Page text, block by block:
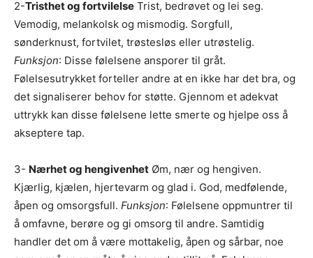
2-Tristhet og fortvilelse Trist, bedrøvet og lei seg.
Vemodig, melankolsk og mismodig. Sorgfull,
sønderknust, fortvilet, trøstesløs eller utrøstelig.
Funksjon: Disse følelsene ansporer til gråt.
Følelsesutrykket forteller andre at en ikke har det bra, og
det signaliserer behov for støtte. Gjennom et adekvat
uttrykk kan disse følelsene lette smerte og hjelpe oss å
akseptere tap.
3- Nærhet og hengivenhet Øm, nær og hengiven.
Kjærlig, kjælen, hjertevarm og glad i. God, medfølende,
åpen og omsorgsfull. Funksjon: Følelsene oppmuntrer til
å omfavne, berøre og gi omsorg til andre. Samtidig
handler det om å være mottakelig, åpen og sårbar, noe